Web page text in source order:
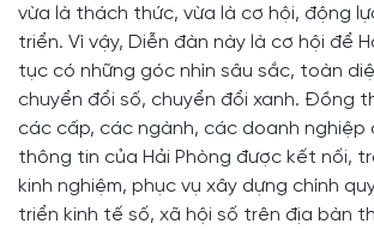
vừa là thách thức, vừa là cơ hội, động
triển. Vì vậy, Diễn đàn này là cơ hội để
tục có những góc nhìn sâu sắc, toàn
chuyển đổi số, chuyển đổi xanh. Đồng
các cấp, các ngành, các doanh nghiệp
thông tin của Hải Phòng được kết nối,
kinh nghiệm, phục vụ xây dựng chính
triển kinh tế số, xã hội số trên địa bàn